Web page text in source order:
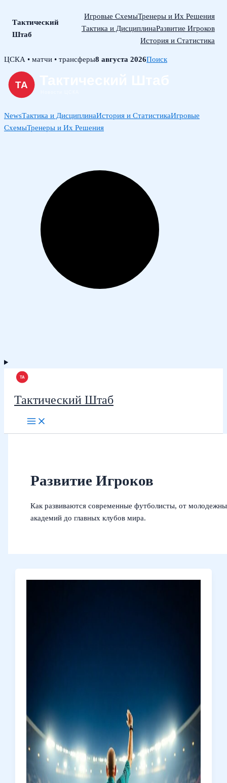
Тактический
Штаб
Игровые СхемыТренеры и Их Решения
Тактика и ДисциплинаРазвитие Игроков
История и Статистика
Skip
content
ЦСКА • матчи • трансферы8 августа 2026Поиск
NewsТактика и ДисциплинаИстория и СтатистикаИгровые
СхемыТренеры и Их Решения
Тактический Штаб
Развитие Игроков
Как развиваются современные футболисты, от
академий до главных клубов мира.